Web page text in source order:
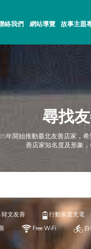
絡我們 網站導覽 故事主題
尋找
年開始推動臺北友善店家，
善店家知名度及形象，
韓文友善 行動裝置充電
Free WiFi